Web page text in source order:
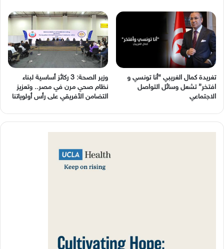
‬الاجتماعي
وزير الصحة: 3 ركائز أساسية لبناء
نظام صحي مرن في مصر.. وتعزيز
التضامن الأفريقي على رأس أولوياتنا